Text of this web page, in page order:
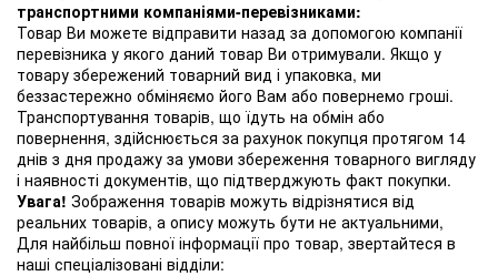
транспортними компаніями-перевізниками:
Товар Ви можете відправити назад за допомогою компанії
перевізника у якого даний товар Ви отримували. Якщо у
товару збережений товарний вид і упаковка, ми
беззастережно обміняємо його Вам або повернемо гроші.
Транспортування товарів, що їдуть на обмін або
повернення, здійснюється за рахунок покупця протягом 14
днів з дня продажу за умови збереження товарного вигляду
і наявності документів, що підтверджують факт покупки.
Увага! Зображення товарів можуть відрізнятися від
реальних товарів, а опису можуть бути не актуальними,
Для найбільш повної інформації про товар, звертайтеся в
наші спеціалізовані відділи: